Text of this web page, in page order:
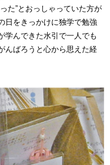
た”とおっしゃっていた方が
日をきっかけに独学で勉強
学んできた水引で一人でも
んばろうと心から思えた経